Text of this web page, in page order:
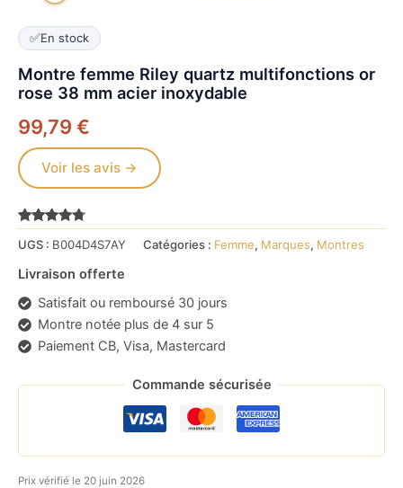
✅En stock
Montre femme Riley quartz multifonctions or
rose 38 mm acier inoxydable
99,79 €
Voir les avis →
sur 5
notations
UGS : B004D4S7AY Catégories : Femme, Marques, Montres
Livraison offerte
Satisfait ou remboursé 30 jours
Montre notée plus de 4 sur 5
Paiement CB, Visa, Mastercard
Commande sécurisée
Prix vérifié le 20 juin 2026